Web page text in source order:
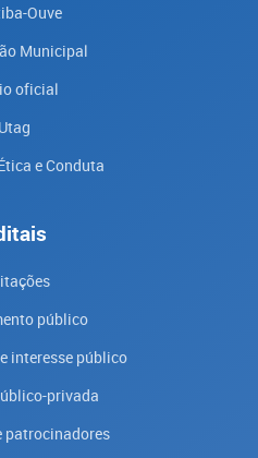
Ouve
Municipal
oficial
Utag
e Conduta
público
interesse público
privada
patrocinadores